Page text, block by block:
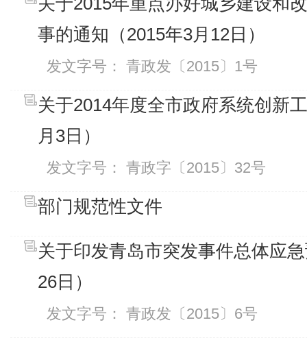
事的通知（2015年3月12日）
发文字号： 青政发〔2015〕1号
关于2014年度全市政府系统创新
月3日）
发文字号： 青政字〔2015〕32号
部门规范性文件
关于印发青岛市突发事件总体应
26日）
发文字号： 青政发〔2015〕6号